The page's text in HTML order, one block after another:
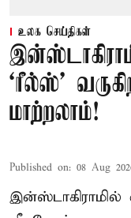
உலக செய்திகள்
‘ரீல்ஸ்’
மாற்றலாம்!
Published on: 08 Aug